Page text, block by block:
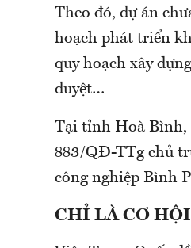
Theo đó, dự án
hoạch phát triển
quy hoạch xây
duyệt…
Tại tỉnh Hoà Bình,
883/QĐ-TTg chủ
công nghiệp Bình
CHỈ LÀ CƠ